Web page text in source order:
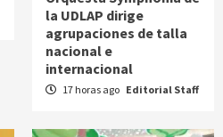
la UDLAP dirige
agrupaciones de talla
nacional e
internacional
17 horas ago Editorial Staff